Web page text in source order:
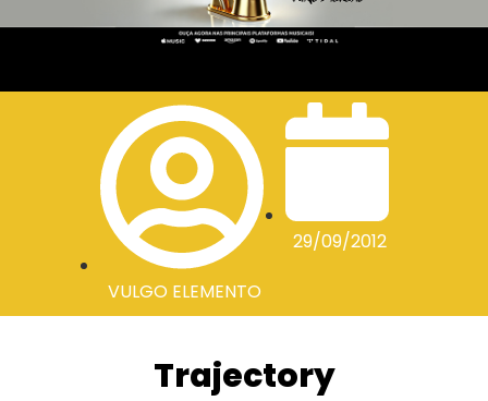
VULGO ELEMENTO
29/09/2012
Trajectory